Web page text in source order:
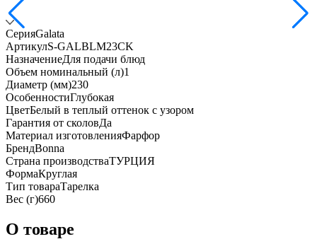
СерияGalata
АртикулS-GALBLM23CK
НазначениеДля подачи блюд
Объем номинальный (л)1
Диаметр (мм)230
ОсобенностиГлубокая
ЦветБелый в теплый оттенок с узором
Гарантия от сколовДа
Материал изготовленияФарфор
БрендBonna
Страна производстваТУРЦИЯ
ФормаКруглая
Тип товараТарелка
Вес (г)660
О товаре